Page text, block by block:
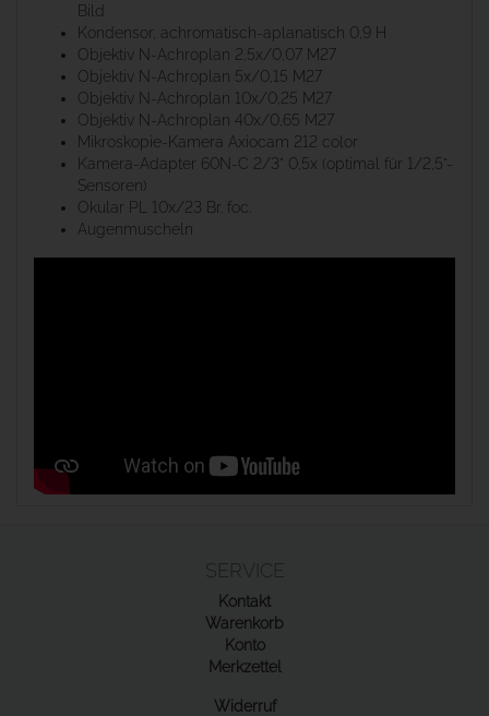
Bild
Kondensor, achromatisch-aplanatisch 0,9 H
Objektiv N-Achroplan 2,5x/0,07 M27
Objektiv N-Achroplan 5x/0,15 M27
Objektiv N-Achroplan 10x/0,25 M27
Objektiv N-Achroplan 40x/0,65 M27
Mikroskopie-Kamera Axiocam 212 color
Kamera-Adapter 60N-C 2/3" 0,5x (optimal für 1/2,5"-
Sensoren)
Okular PL 10x/23 Br. foc.
Augenmuscheln
SERVICE
Kontakt
Warenkorb
Konto
Merkzettel
Widerruf